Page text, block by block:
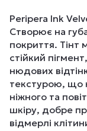
Peripera Ink
Створює на
покриття. Тінт
стійкий
нюдових
текстурою, що
ніжного та
шкіру, добре
відмерлі